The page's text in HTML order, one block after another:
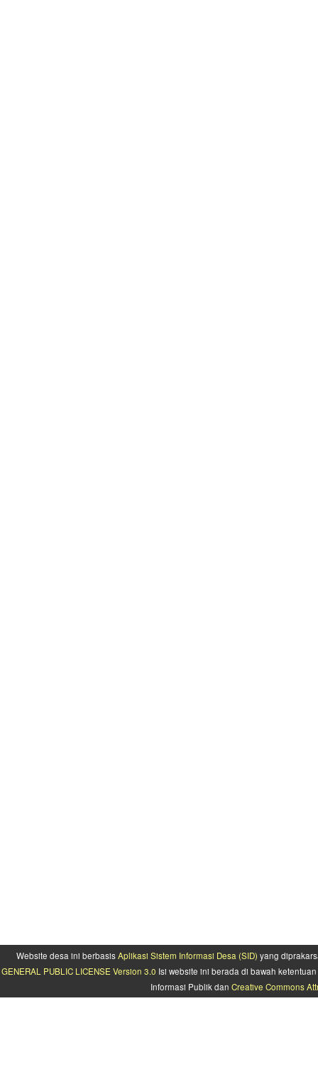
Website desa ini berbasisAplikasi Sistem Informasi Desa (SID) yang
GENERAL PUBLIC LICENSE Version 3.0 Isi website ini berada di bawah
Informasi Publik dan Creative Commons